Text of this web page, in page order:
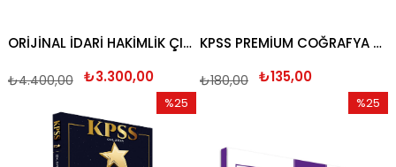
ORİJİNAL İDARİ HAKİMLİK ÇIKMIŞ SORU BANKASI SETİ 2026
₺3.300,00
₺4.400,00
KPSS PREMİUM COĞRAFYA ÇÖZÜMLÜ SORU BANKASI 2024
₺135,00
₺180,00
%25
%25